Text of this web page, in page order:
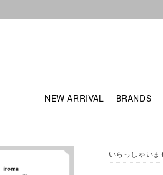
NEW ARRIVAL BRANDS
いらっしゃい